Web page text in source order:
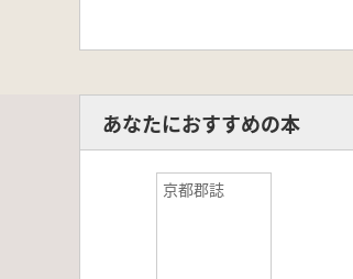
あなたにおすすめの本
京都郡誌